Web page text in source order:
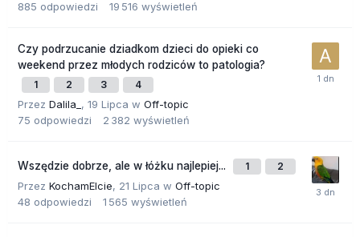
885 odpowiedzi 19 516 wyświetleń
Czy podrzucanie dziadkom dzieci do opieki co
weekend przez młodych rodziców to patologia?
1 2 3 4
Przez Dalila_ , 19 Lipca w Off-topic
75 odpowiedzi 2 382 wyświetleń
Wszędzie dobrze, ale w łóżku najlepiej... 1 2
Przez KochamElcie, 21 Lipca w Off-topic
48 odpowiedzi 1 565 wyświetleń